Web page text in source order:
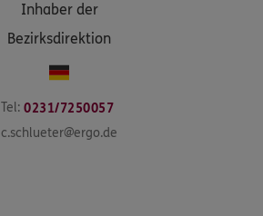
Inhaber der
Bezirksdirektion
Tel: 0231/7250057
c.schlueter@ergo.de